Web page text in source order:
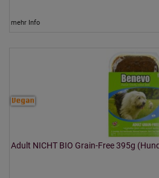
mehr Info
Adult NICHT BIO Grain-Free 395g